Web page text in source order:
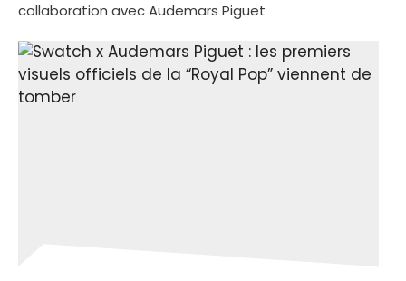
collaboration avec Audemars Piguet